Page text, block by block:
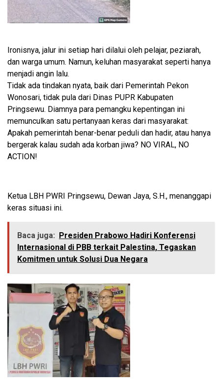
Ironisnya, jalur ini setiap hari dilalui oleh pelajar, peziarah,
dan warga umum. Namun, keluhan masyarakat seperti hanya
menjadi angin lalu.
Tidak ada tindakan nyata, baik dari Pemerintah Pekon
Wonosari, tidak pula dari Dinas PUPR Kabupaten
Pringsewu. Diamnya para pemangku kepentingan ini
memunculkan satu pertanyaan keras dari masyarakat:
Apakah pemerintah benar-benar peduli dan hadir, atau hanya
bergerak kalau sudah ada korban jiwa? NO VIRAL, NO
ACTION!
Ketua LBH PWRI Pringsewu, Dewan Jaya, S.H., menanggapi
keras situasi ini.
Baca juga: Presiden Prabowo Hadiri Konferensi
Internasional di PBB terkait Palestina, Tegaskan
Komitmen untuk Solusi Dua Negara